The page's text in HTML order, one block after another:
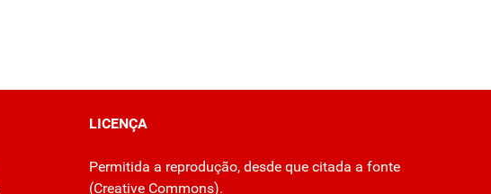
LICENÇA
Permitida a reprodução, desde que citada a fonte
(Creative Commons).